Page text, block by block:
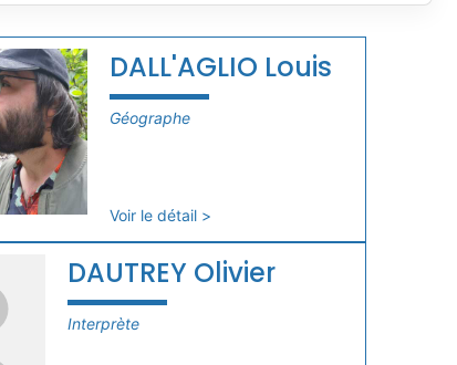
DALL'AGLIO Louis
Géographe
Voir le détail >
DAUTREY Olivier
Interprète